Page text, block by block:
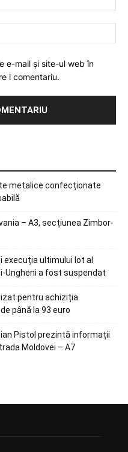
e-mail și site-ul web în
i comentariu.
metalice confecționate
– A3, secțiunea Zimbor-
ultimului lot al
Ungheni a fost suspendat
pentru achiziția
până la 93 euro
Pistol prezintă informații
Moldovei – A7